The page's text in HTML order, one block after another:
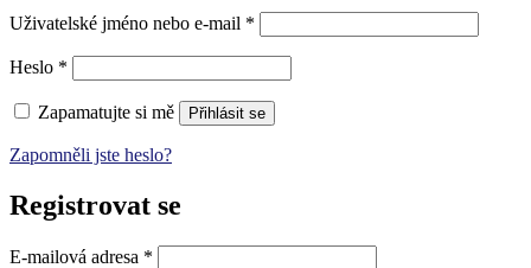
Uživatelské jméno nebo e-mail *
Heslo *
Zapamatujte si mě Přihlásit se
Zapomněli jste heslo?
Registrovat se
E-mailová adresa *